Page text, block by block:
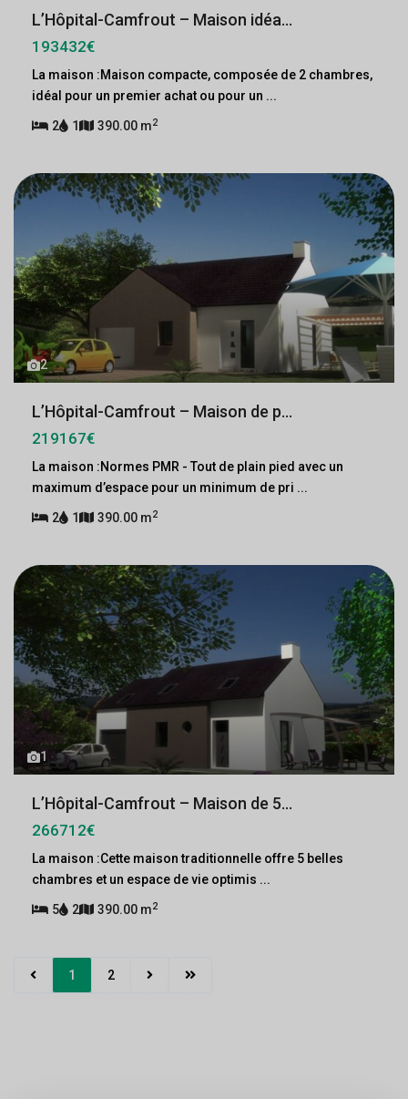
L’Hôpital-Camfrout – Maison idéa...
193432€
La maison :Maison compacte, composée de 2 chambres,
idéal pour un premier achat ou pour un ...
2 1 390.00 m2
2
L’Hôpital-Camfrout – Maison de p...
219167€
La maison :Normes PMR - Tout de plain pied avec un
maximum d’espace pour un minimum de pri ...
2 1 390.00 m2
1
L’Hôpital-Camfrout – Maison de 5...
266712€
La maison :Cette maison traditionnelle offre 5 belles
chambres et un espace de vie optimis ...
5 2 390.00 m2
1 2